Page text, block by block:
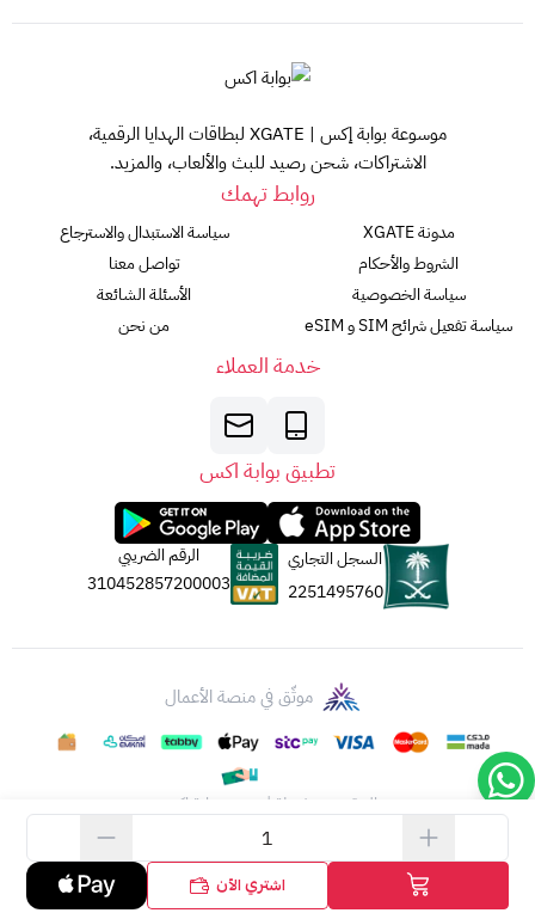
اشتري الآن
موسوعة بوابة إكس | XGATE لبطاقات الهدايا الرقمية،
الاشتراكات، شحن رصيد للبث والألعاب، والمزيد.
روابط تهمك
مدونة XGATE
الشروط والأحكام
سياسة الخصوصية
سياسة تفعيل شرائح SIM و eSIM
سياسة الاستبدال والاسترجاع
تواصل معنا
الأسئلة الشائعة
من نحن
خدمة العملاء
تطبيق بوابة اكس
السجل التجاري
2251495760
الرقم الضريبي
310452857200003
موثّق في منصة الأعمال
الحقوق محفوظة | 2026 بوابة اكس